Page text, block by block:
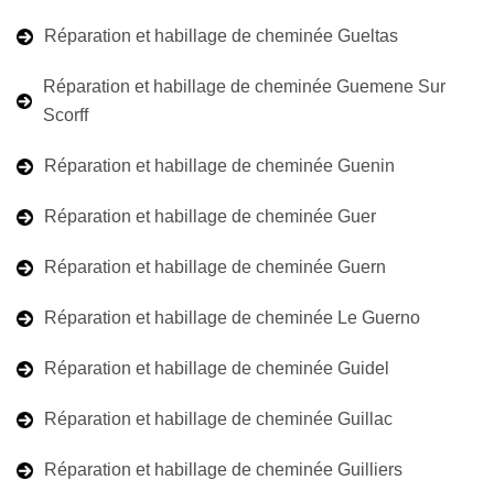
Réparation et habillage de cheminée Gueltas
Réparation et habillage de cheminée Guemene Sur
Scorff
Réparation et habillage de cheminée Guenin
Réparation et habillage de cheminée Guer
Réparation et habillage de cheminée Guern
Réparation et habillage de cheminée Le Guerno
Réparation et habillage de cheminée Guidel
Réparation et habillage de cheminée Guillac
Réparation et habillage de cheminée Guilliers